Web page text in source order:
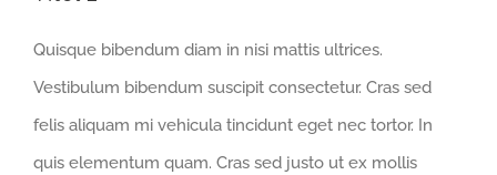
Quisque bibendum diam in nisi mattis ultrices.
Vestibulum bibendum suscipit consectetur. Cras sed
felis aliquam mi vehicula tincidunt eget nec tortor. In
quis elementum quam. Cras sed justo ut ex mollis